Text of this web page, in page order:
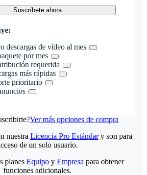
Suscríbete ahora
descargas de vídeo al mes
por mes
requerida
más rápidas
prioritario
Ver más opciones de compra
nuestra Licencia Pro Estándary son para
de un solo usuario.
planes Equipoy Empresa para obtener
funciones adicionales.